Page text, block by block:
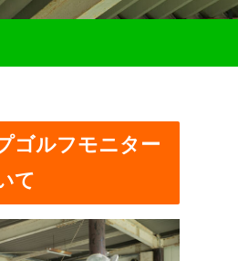
ゴルフモニター
て